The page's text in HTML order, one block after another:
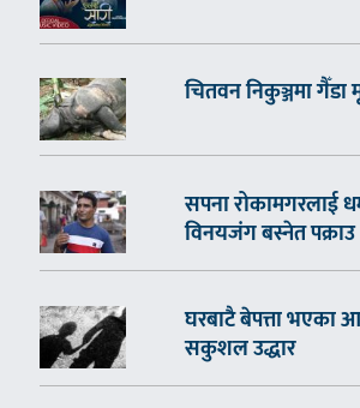
चितवन निकुञ्जमा
सपना रोकामगरलाई
विनयजंग बस्नेत पक्राउ
घरबाटै बेपत्ता भएका
सकुशल उद्धार